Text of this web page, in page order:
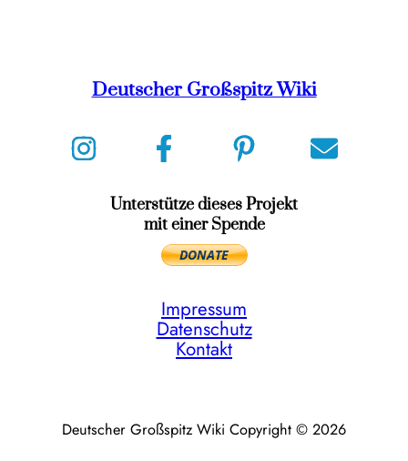
Deutscher Großspitz Wiki
Unterstütze dieses Projekt
mit einer Spende
Impressum
Datenschutz
Kontakt
Deutscher Großspitz Wiki Copyright © 2026